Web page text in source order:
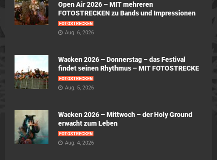
Open Air 2026 – MIT mehreren
FOTOSTRECKEN zu Bands und Impressionen
FOTOSTRECKEN
Aug. 6, 2026
Wacken 2026 – Donnerstag – das Festival
findet seinen Rhythmus – MIT FOTOSTRECKE
FOTOSTRECKEN
Aug. 5, 2026
Wacken 2026 – Mittwoch – der Holy Ground
erwacht zum Leben
FOTOSTRECKEN
Aug. 4, 2026